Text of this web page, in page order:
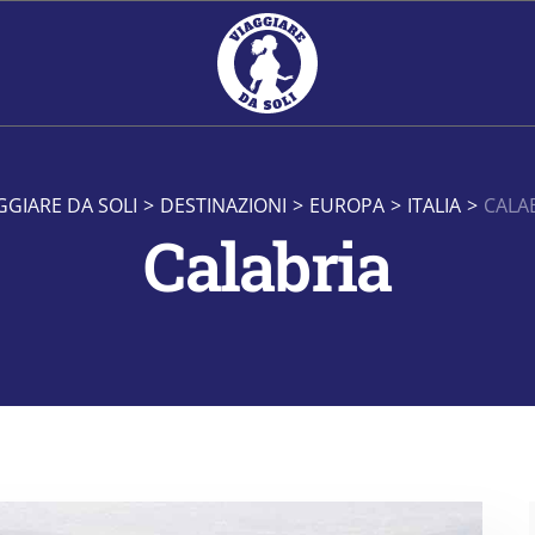
DA SOLI > DESTINAZIONI > EUROPA > ITALIA >
Calabria